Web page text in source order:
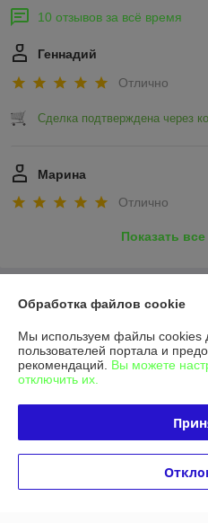
10 отзывов за всё время
Геннадий
Отлично
Сделка подтверждена через
Марина
Отлично
Показать
О нас
Контакты
Доставка и оплата
Обработка файлов cookie
Мы используем файлы cookies
пользователей портала и
рекомендаций. Вы можете
отключить их.